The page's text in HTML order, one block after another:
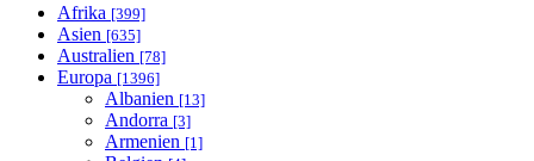
Afrika [399]
Asien [635]
Australien [78]
Europa [1396]
Albanien [13]
Andorra [3]
Armenien [1]